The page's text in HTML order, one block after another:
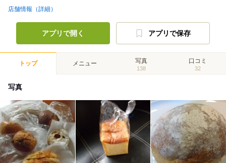
店舗情報（詳細）
アプリで開く アプリで保存
トップ メニュー 写真
138
口コミ
32
写真